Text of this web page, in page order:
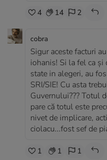
4 14 2
cobra
Sigur aceste facturi
iohanis! Si la fel ca
state in alegeri, au
SRI/SIE! Cu asta
Guvernului??? Totul
pare că totul este
nivet de implicare,
ciolacu...fost sef de
1 1 1